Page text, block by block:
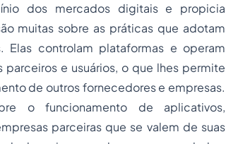
dos mercados digitais e propicia
muitas sobre as práticas que adotam
Elas controlam plataformas e operam
e usuários, o que lhes permite
de outros fornecedores e empresas.
o funcionamento de aplicativos,
parceiras que se valem de suas